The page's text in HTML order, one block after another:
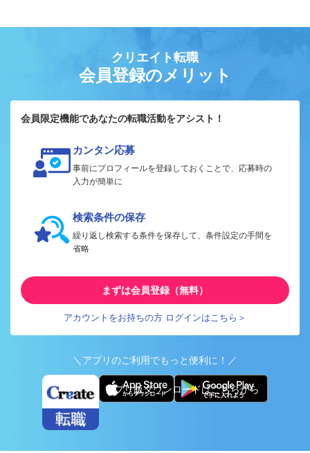
クリエイト転職
会員登録のメリット
会員限定機能であなたの転職活動をアシスト！
カンタン応募
事前にプロフィールを登録しておくことで、応募時の
入力が簡単に
検索条件の保存
繰り返し検索する条件を保存して、条件設定の手間を
省略
まずは会員登録（無料）
アカウントをお持ちの方 ログインはこちら＞
＼アプリのご利用でもっと便利に！／
アプリ版ダウンロードはこちらから